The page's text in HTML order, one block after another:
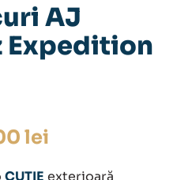
AJ
Expedition
lei
CUTIE exterioară